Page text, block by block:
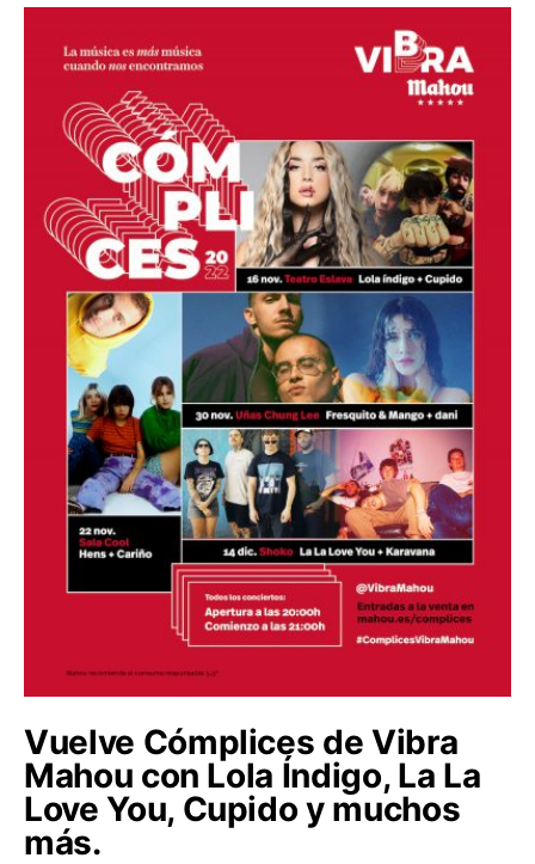
Vuelve Cómplices de Vibra
Mahou con Lola Índigo, La La
Love You, Cupido y muchos
más.